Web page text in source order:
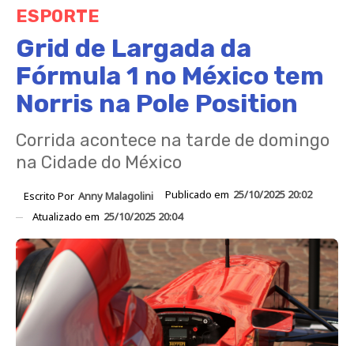
ESPORTE
Grid de Largada da
Fórmula 1 no México tem
Norris na Pole Position
Corrida acontece na tarde de domingo
na Cidade do México
Escrito Por Anny Malagolini Publicado em 25/10/2025 20:02
Atualizado em 25/10/2025 20:04